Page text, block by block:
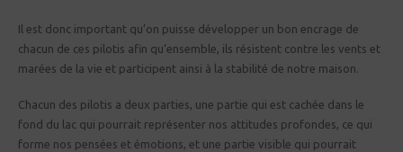
Il est donc important qu’on puisse développer un bon encrage de
chacun de ces pilotis afin qu’ensemble, ils résistent contre les vents et
marées de la vie et participent ainsi à la stabilité de notre maison.
Chacun des pilotis a deux parties, une partie qui est cachée dans le
fond du lac qui pourrait représenter nos attitudes profondes, ce qui
forme nos pensées et émotions, et une partie visible qui pourrait